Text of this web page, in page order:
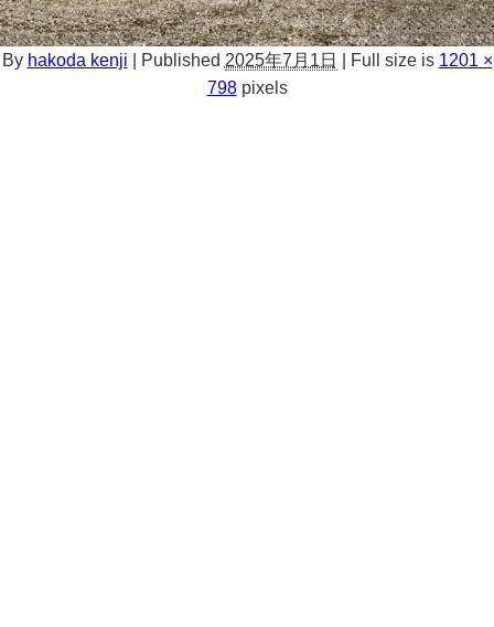
By hakoda kenji Published 2025年7月1日 Full size is 1201 ×
798pixels